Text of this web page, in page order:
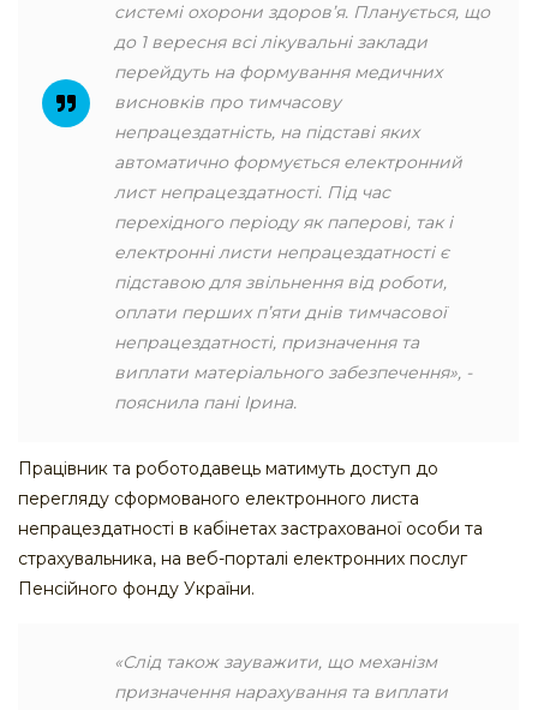
системі охорони здоров’я. Планується, що
до 1 вересня всі лікувальні заклади
перейдуть на формування медичних
висновків про тимчасову
непрацездатність, на підставі яких
автоматично формується електронний
лист непрацездатності. Під час
перехідного періоду як паперові, так і
електронні листи непрацездатності є
підставою для звільнення від роботи,
оплати перших п’яти днів тимчасової
непрацездатності, призначення та
виплати матеріального забезпечення», -
пояснила пані Ірина.
Працівник та роботодавець матимуть доступ до
перегляду сформованого електронного листа
непрацездатності в кабінетах застрахованої особи та
страхувальника, на веб-порталі електронних послуг
Пенсійного фонду України.
«Слід також зауважити, що механізм
призначення нарахування та виплати